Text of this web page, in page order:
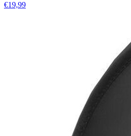
€19,99